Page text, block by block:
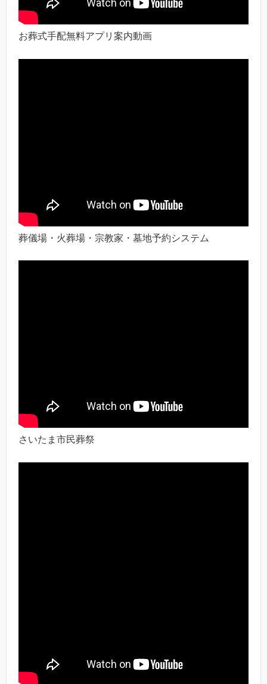
お葬式手配無料アプリ案内動画
葬儀場・火葬場・宗教家・墓地予約システム
さいたま市民葬祭